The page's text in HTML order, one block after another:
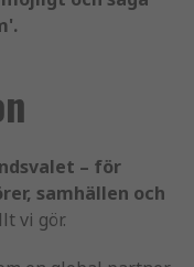
– för
samhällen och
vi gör.